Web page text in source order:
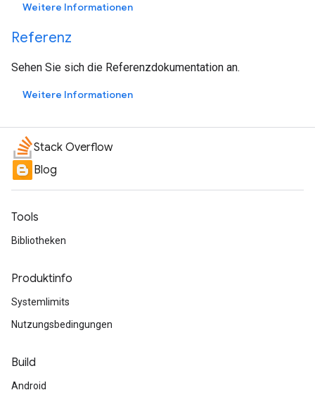
Weitere Informationen
Referenz
Sehen Sie sich die Referenzdokumentation an.
Weitere Informationen
Stack Overflow
Blog
Tools
Bibliotheken
Produktinfo
Systemlimits
Nutzungsbedingungen
Build
Android